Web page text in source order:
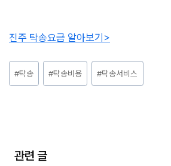
진주 탁송요금 알아보기>
Post
Tags:
#탁송 #탁송비용 #탁송서비스
관련 글